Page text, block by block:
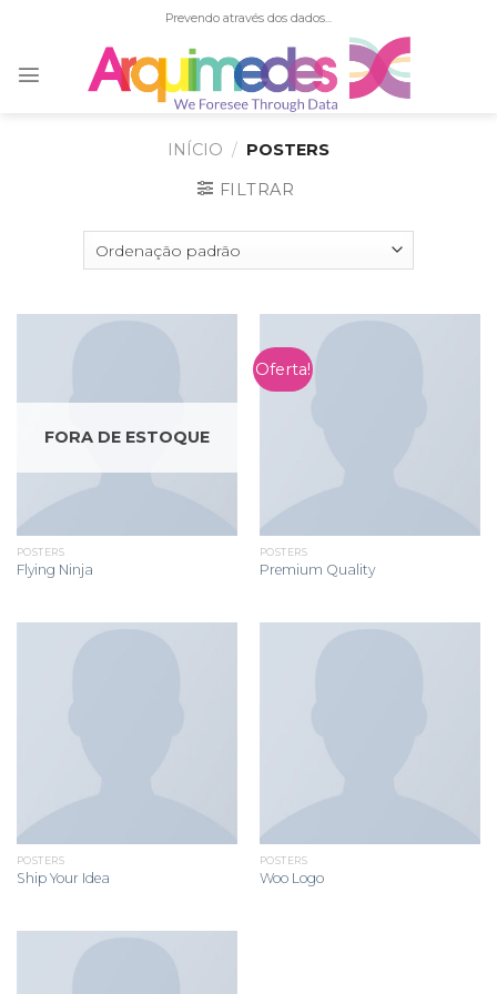
Prevendo através dos dados...
INÍCIO / POSTERS
FILTRAR
FORA DE ESTOQUE
POSTERS
Flying Ninja
Oferta!
POSTERS
Premium Quality
POSTERS
Ship Your Idea
POSTERS
Woo Logo